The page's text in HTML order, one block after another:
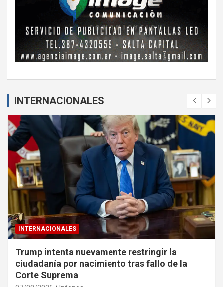
INTERNACIONALES
INTERNACIONALES
Trump intenta nuevamente restringir la
ciudadanía por nacimiento tras fallo de la
Corte Suprema